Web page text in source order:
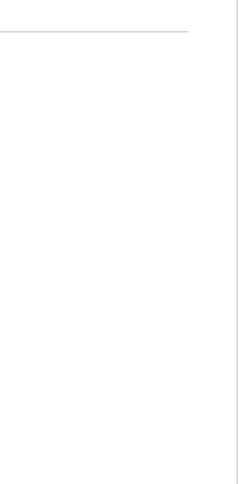
돼 짐싸는 청년들…자발적 실업급